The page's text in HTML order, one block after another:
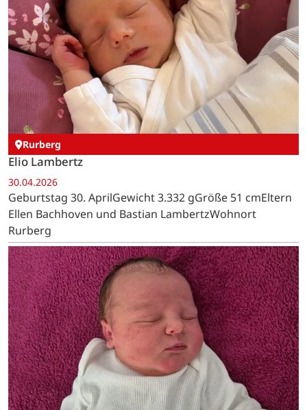
Rurberg
Elio Lambertz
30.04.2026
Geburtstag 30. AprilGewicht 3.332 gGröße 51 cmEltern
Ellen Bachhoven und Bastian LambertzWohnort
Rurberg